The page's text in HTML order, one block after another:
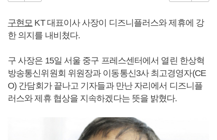
구현모 KT 대표이사 사장이 디즈니플러스와 제휴에 강
한 의지를 내비쳤다.
구 사장은 15일 서울 중구 프레스센터에서 열린 한상혁
방송통신위원회 위원장과 이동통신3사 최고경영자(CE
O) 간담회가 끝나고 기자들과 만난 자리에서 디즈니플
러스와 제휴 협상을 지속하겠다는 뜻을 밝혔다.